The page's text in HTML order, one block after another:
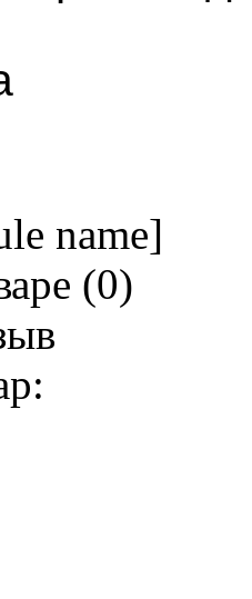
name]
(0)